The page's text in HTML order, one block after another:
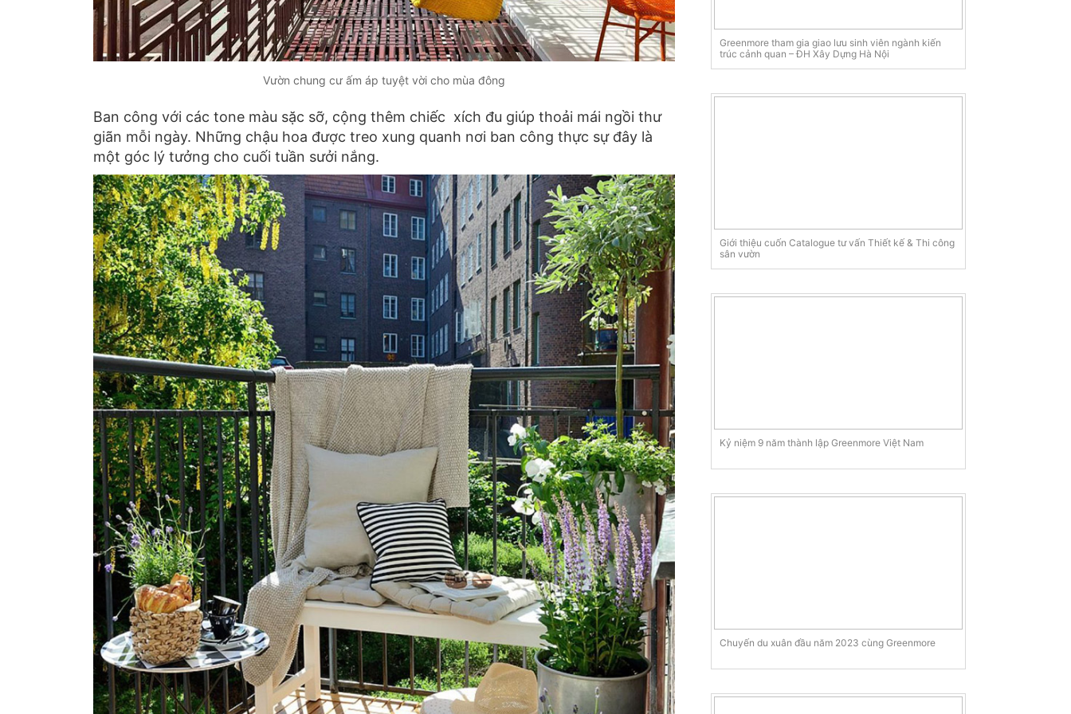
Vườn chung cư ấm áp tuyệt vời cho mùa đông
Ban công với các tone màu sặc sỡ, cộng thêm chiếc xích đu giúp thoải mái ngồi thư
giãn mỗi ngày. Những chậu hoa được treo xung quanh nơi ban công thực sự đây là
một góc lý tưởng cho cuối tuần sưởi nắng.
Greenmore tham gia giao lưu sinh viên ngành kiến
trúc cảnh quan – ĐH Xây Dựng Hà Nội
Giới thiệu cuốn Catalogue tư vấn Thiết kế & Thi công
sân vườn
Kỷ niệm 9 năm thành lập Greenmore Việt Nam
Chuyến du xuân đầu năm 2023 cùng Greenmore